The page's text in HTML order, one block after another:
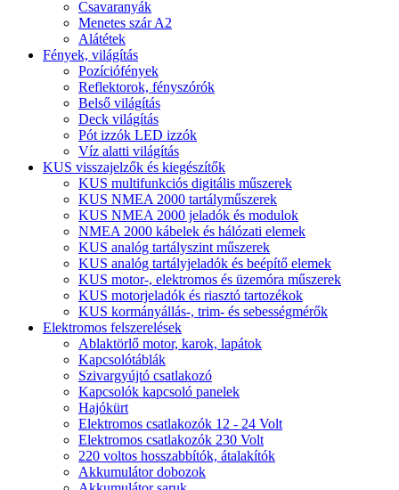
Csavaranyák
Menetes szár A2
Alátétek
Fények, világítás
Pozíciófények
Reflektorok, fényszórók
Belső világítás
Deck világítás
Pót izzók LED izzók
Víz alatti világítás
KUS visszajelzők és kiegészítők
KUS multifunkciós digitális műszerek
KUS NMEA 2000 tartályműszerek
KUS NMEA 2000 jeladók és modulok
NMEA 2000 kábelek és hálózati elemek
KUS analóg tartályszint műszerek
KUS analóg tartályjeladók és beépítő elemek
KUS motor-, elektromos és üzemóra műszerek
KUS motorjeladók és riasztó tartozékok
KUS kormányállás-, trim- és sebességmérők
Elektromos felszerelések
Ablaktörlő motor, karok, lapátok
Kapcsolótáblák
Szivargyújtó csatlakozó
Kapcsolók kapcsoló panelek
Hajókürt
Elektromos csatlakozók 12 - 24 Volt
Elektromos csatlakozók 230 Volt
220 voltos hosszabbítók, átalakítók
Akkumulátor dobozok